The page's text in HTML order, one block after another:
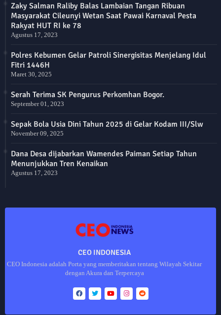
Zaky Salman Raliby Balas Lambaian Tangan Ribuan
Masyarakat Cileunyi Wetan Saat Pawai Karnaval Pesta
Rakyat HUT RI ke 78
Agustus 17, 2023
Polres Kebumen Gelar Patroli Sinergisitas Menjelang Idul
Fitri 1446H
Maret 30, 2025
Serah Terima SK Pengurus Perkomhan Bogor.
September 01, 2023
Sepak Bola Usia Dini Tahun 2025 di Gelar Kodam III/Slw
November 09, 2025
Dana Desa dijabarkan Wamendes Paiman Setiap Tahun
Menunjukkan Tren Kenaikan
Agustus 17, 2023
CEO INDONESIA
CEO Indonesia adalah Porta yang memberitakan tentang Wilayah Sekitar
dengan Akura dan Terpercaya